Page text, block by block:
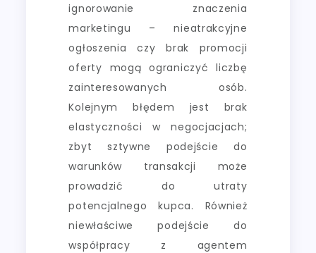
ignorowanie znaczenia
marketingu – nieatrakcyjne
ogłoszenia czy brak promocji
oferty mogą ograniczyć liczbę
zainteresowanych osób.
Kolejnym błędem jest brak
elastyczności w negocjacjach;
zbyt sztywne podejście do
warunków transakcji może
prowadzić do utraty
potencjalnego kupca. Również
niewłaściwe podejście do
współpracy z agentem